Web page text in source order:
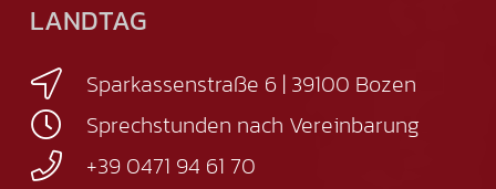
LANDTAG
Sparkassenstraße 6 | 39100 Bozen
Sprechstunden nach Vereinbarung
+39 0471 94 61 70